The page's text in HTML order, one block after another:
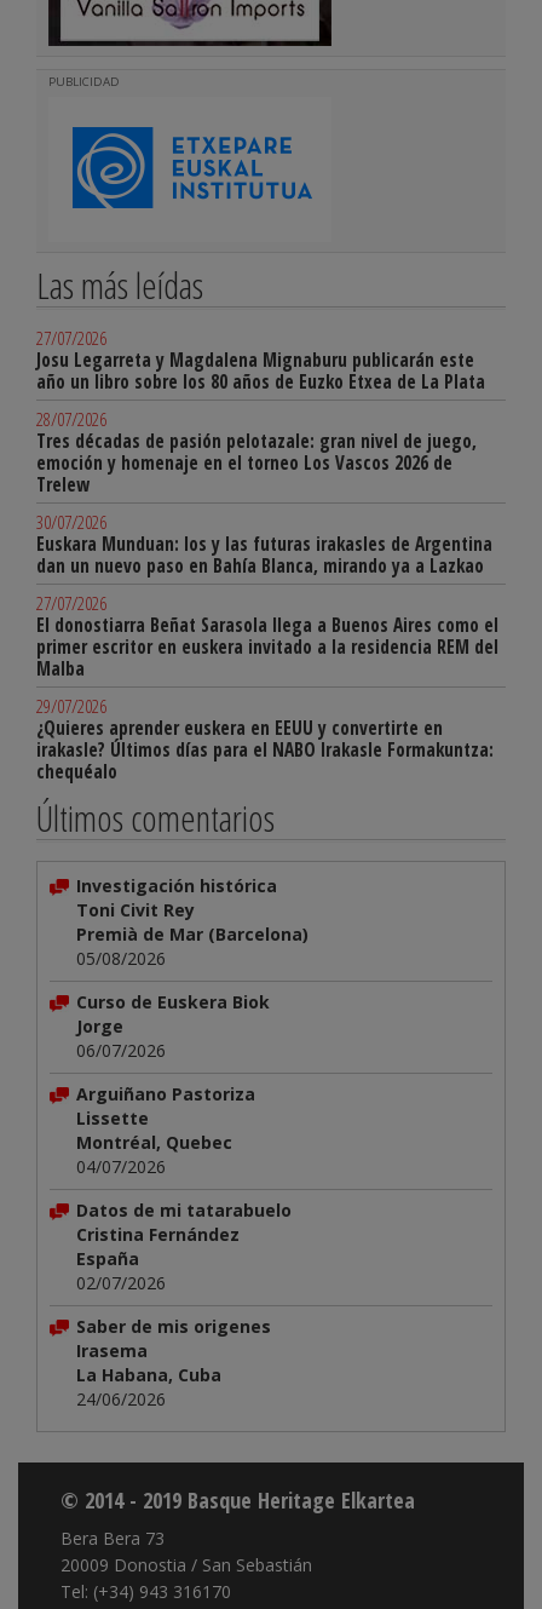
PUBLICIDAD
Las más leídas
27/07/2026
Josu Legarreta y Magdalena Mignaburu publicarán este
año un libro sobre los 80 años de Euzko Etxea de La Plata
28/07/2026
Tres décadas de pasión pelotazale: gran nivel de juego,
emoción y homenaje en el torneo Los Vascos 2026 de
Trelew
30/07/2026
Euskara Munduan: los y las futuras irakasles de Argentina
dan un nuevo paso en Bahía Blanca, mirando ya a Lazkao
27/07/2026
El donostiarra Beñat Sarasola llega a Buenos Aires como el
primer escritor en euskera invitado a la residencia REM del
Malba
29/07/2026
¿Quieres aprender euskera en EEUU y convertirte en
irakasle? Últimos días para el NABO Irakasle Formakuntza:
chequéalo
Últimos comentarios
Investigación histórica
Toni Civit Rey
Premià de Mar (Barcelona)
05/08/2026
Curso de Euskera Biok
Jorge
06/07/2026
Arguiñano Pastoriza
Lissette
Montréal, Quebec
04/07/2026
Datos de mi tatarabuelo
Cristina Fernández
España
02/07/2026
Saber de mis origenes
Irasema
La Habana, Cuba
24/06/2026
© 2014 - 2019 Basque Heritage Elkartea
Bera Bera 73
20009 Donostia / San Sebastián
Tel: (+34) 943 316170